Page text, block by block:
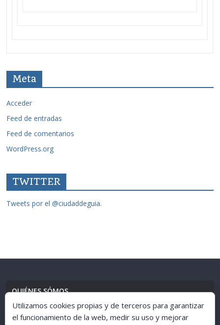
Meta
Acceder
Feed de entradas
Feed de comentarios
WordPress.org
TWITTER
Tweets por el @ciudaddeguia.
QUIÉNES SÓMOS
Utilizamos cookies propias y de terceros para garantizar
el funcionamiento de la web, medir su uso y mejorar